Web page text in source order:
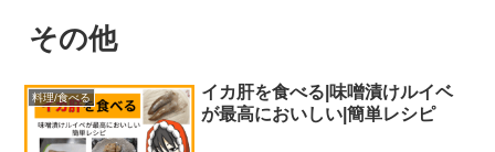
その他
料理/食べる
イカ肝を食べる|味噌漬けルイベ
が最高においしい|簡単レシピ